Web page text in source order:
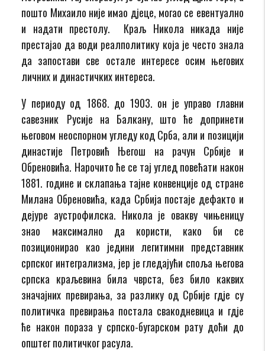
пошто Михаило није имао дјеце, могао се евентуално
и надати престолу. Краљ Никола никада није
престајао да води реалполитику која је често знала
да запостави све остале интересе осим његових
личних и династичких интереса.
У периоду од 1868. до 1903. он је управо главни
савезник Русије на Балкану, што ће допринети
његовом неоспорном угледу код Срба, али и позицији
династије Петровић Његош на рачун Србије и
Обреновића. Нарочито ће се тај углед повећати након
1881. године и склапања тајне конвенције од стране
Милана Обреновића, када Србија постаје дефакто и
дејуре аустрофилска. Никола је овакву чињеницу
знао максимално да користи, како би се
позиционирао као једини легитимни представник
српског интегрализма, јер је гледајући споља његова
српска краљевина била чврста, без било каквих
значајних превирања, за разлику од Србије гдје су
политичка превирања постала свакодневица и гдје
ће након пораза у српско-бугарском рату доћи до
општег политичког расула.